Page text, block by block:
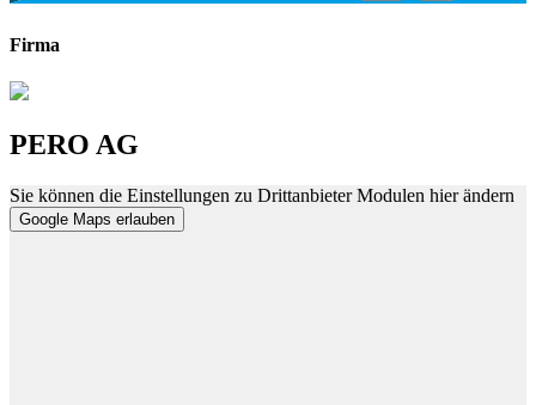
Firma
PERO AG
Sie können die Einstellungen zu Drittanbieter Modulen hier ändern
Google Maps erlauben